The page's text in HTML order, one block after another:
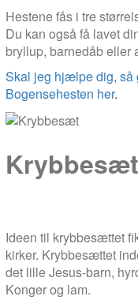
Hestene fås i tre
Du kan også få lavet
bryllup, barnedåb eller
Skal jeg hjælpe dig, så
Bogensehesten her.
Krybbesæt
Ideen til krybbesættet
kirker. Krybbesættet
det lille Jesus-barn,
Konger og lam.